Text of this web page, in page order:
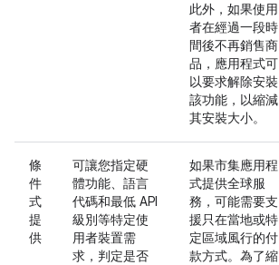
此外，如果使用
者在經過一段時
間後不再銷售商
品，應用程式可
以要求解除安裝
該功能，以縮減
其安裝大小。
條
件
式
提
供
可讓您指定硬
體功能、語言
代碼和最低 API
級別等特定使
用者裝置需
求，判定是否
如果市集應用程
式提供全球服
務，可能需要支
援只在當地或特
定區域風行的付
款方式。為了縮